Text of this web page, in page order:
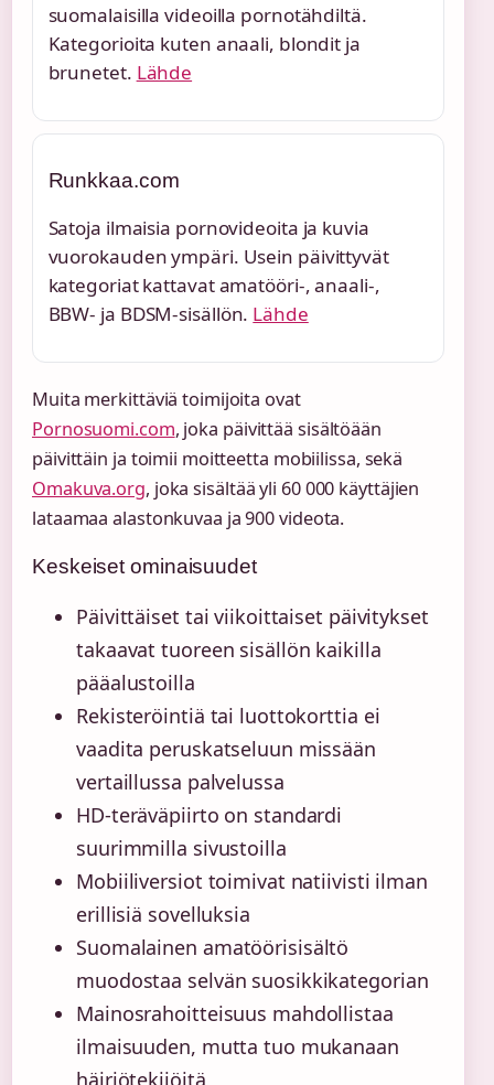
suomalaisilla videoilla pornotähdiltä.
Kategorioita kuten anaali, blondit ja
brunetet. Lähde
Runkkaa.com
Satoja ilmaisia pornovideoita ja kuvia
vuorokauden ympäri. Usein päivittyvät
kategoriat kattavat amatööri-, anaali-,
BBW- ja BDSM-sisällön. Lähde
Muita merkittäviä toimijoita ovat
Pornosuomi.com, joka päivittää sisältöään
päivittäin ja toimii moitteetta mobiilissa, sekä
Omakuva.org, joka sisältää yli 60 000 käyttäjien
lataamaa alastonkuvaa ja 900 videota.
Keskeiset ominaisuudet
Päivittäiset tai viikoittaiset päivitykset
takaavat tuoreen sisällön kaikilla
pääalustoilla
Rekisteröintiä tai luottokorttia ei
vaadita peruskatseluun missään
vertaillussa palvelussa
HD-teräväpiirto on standardi
suurimmilla sivustoilla
Mobiiliversiot toimivat natiivisti ilman
erillisiä sovelluksia
Suomalainen amatöörisisältö
muodostaa selvän suosikkikategorian
Mainosrahoitteisuus mahdollistaa
ilmaisuuden, mutta tuo mukanaan
häiriötekijöitä